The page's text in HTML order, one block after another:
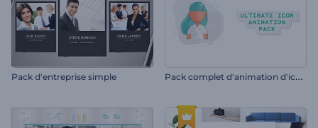
Pack d'entreprise simple P
ack complet d'animation d'icônes